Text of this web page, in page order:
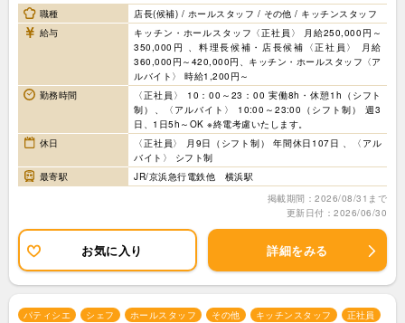
職種
店長(候補) / ホールスタッフ / その他 / キッチンスタッフ
給与
キッチン・ホールスタッフ〈正社員〉 月給250,000円～
350,000円 、料理長候補・店長候補〈正社員〉 月給
360,000円～420,000円、キッチン・ホールスタッフ〈ア
ルバイト〉 時給1,200円～
勤務時間
〈正社員〉 10：00～23：00 実働8h・休憩1h（シフト
制）、〈アルバイト〉 10:00～23:00（シフト制） 週3
日、1日5h～OK ※終電考慮いたします。
休日
〈正社員〉 月9日（シフト制） 年間休日107日 、〈アル
バイト〉 シフト制
最寄駅
JR/京浜急行電鉄他 横浜駅
掲載期間：2026/08/31まで
更新日付：2026/06/30
お気に入り 詳細をみる
パティシエ シェフ ホールスタッフ その他 キッチンスタッフ
正社員